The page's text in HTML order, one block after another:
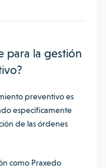
para la gestión
preventivo es
específicamente
de las órdenes
como Praxedo